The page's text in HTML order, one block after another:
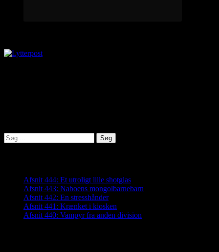
Søg
efter:
Afsnit 444: Et utroligt lille shotglas
Afsnit 443: Naboens mongolbarnebarn
Afsnit 442: En stresshånder
Afsnit 441: Krænket i kiosken
Afsnit 440: Vampyr fra anden division